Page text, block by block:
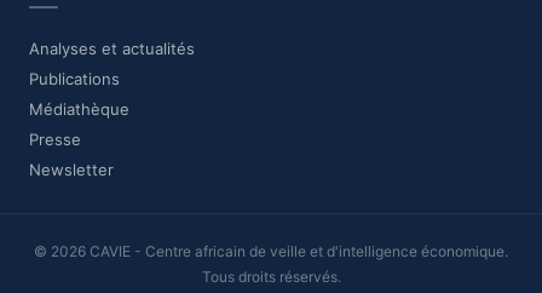
Analyses et actualités
Publications
Médiathèque
Presse
Newsletter
© 2026 CAVIE - Centre africain de veille et d'intelligence économique.
Tous droits réservés.